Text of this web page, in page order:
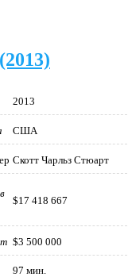
2013
США
Скотт Чарльз Стюарт
$17 418 667
$3 500 000
97 мин.